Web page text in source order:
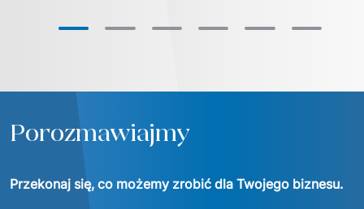
Porozmawiajmy
Przekonaj się, co możemy zrobić dla Twojego biznesu.